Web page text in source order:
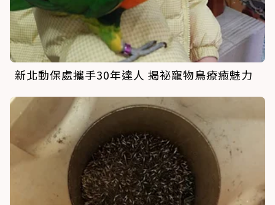
新北動保處攜手30年達人 揭祕寵物鳥療癒魅力